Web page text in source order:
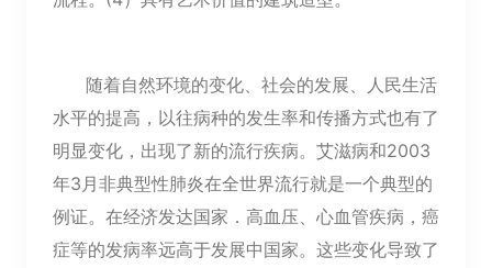
随着自然环境的变化、社会的发展、人民生活
水平的提高，以往病种的发生率和传播方式也有了
明显变化，出现了新的流行疾病。艾滋病和2003
年3月非典型性肺炎在全世界流行就是一个典型的
例证。在经济发达国家．高血压、心血管疾病，癌
症等的发病率远高于发展中国家。这些变化导致了